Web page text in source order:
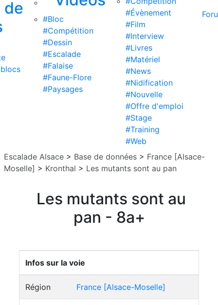
de
#Bloc
#Compétition
#Dessin
#Escalade
#Falaise
#Faune-Flore
#Paysages
#Évènement
#Film
#Interview
#Livres
#Matériel
#News
#Nidification
#Nouvelle
#Offre d'emploi
#Stage
#Training
#Web
Escalade Alsace > Base de données > France [Alsace-
Moselle] > Kronthal > Les mutants sont au pan
Les mutants sont au
pan - 8a+
Infos sur la voie
Région France [Alsace-Moselle]